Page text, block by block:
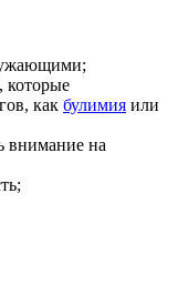
которые
как булимия или
внимание на